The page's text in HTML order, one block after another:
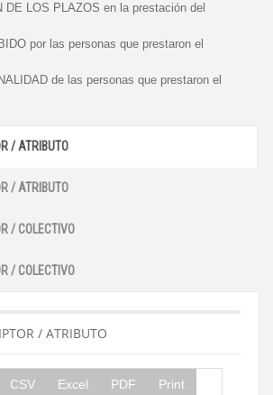
DE LOS PLAZOS en la prestación del
por las personas que prestaron el
de las personas que prestaron el
/ ATRIBUTO
/ ATRIBUTO
/ COLECTIVO
/ COLECTIVO
/ ATRIBUTO
CSV Excel PDF Print